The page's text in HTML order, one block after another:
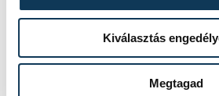
Kiválasztás
Megtagad